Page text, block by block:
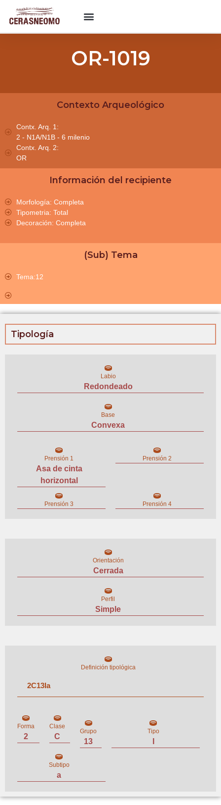
OR-1019
Contexto Arqueológico
Contx. Arq. 1:
2 - N1A/N1B - 6 milenio
Contx. Arq. 2:
OR
Información del recipiente
Morfología: Completa
Tipometria: Total
Decoración: Completa
(Sub) Tema
Tema:12
Tipología
Labio
Redondeado
Base
Convexa
Prensión 1
Asa de cinta
horizontal
Prensión 2
Prensión 3 Prensión 4
Orientación
Cerrada
Perfil
Simple
Definición tipológica
2C13Ia
Forma
2
Clase
C
Grupo
13
Tipo
Subtipo
a